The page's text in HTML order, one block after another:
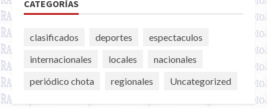
CATEGORÍAS
clasificados deportes
espectaculos
internacionales
locales
nacionales
periódico chota
regionales Uncategorized